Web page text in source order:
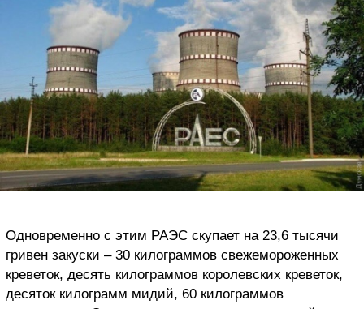
Одновременно с этим РАЭС скупает на 23,6 тысячи
гривен закуски – 30 килограммов свежемороженных
креветок, десять килограммов королевских креветок,
десяток килограмм мидий, 60 килограммов